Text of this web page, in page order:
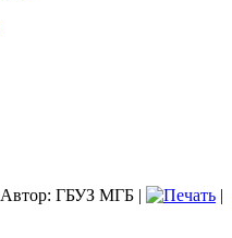
Автор: ГБУЗ МГБ |
|